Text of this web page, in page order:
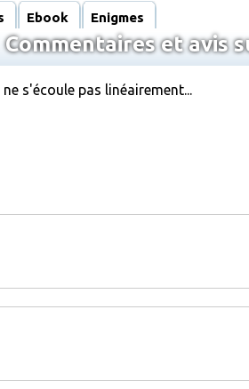
Ebook Enigmes
Commentaires et avis
s'écoule pas linéairement...